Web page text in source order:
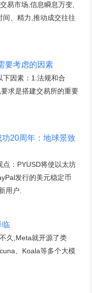
易市场,信息瞬息万变,
、精力,推动成交往往
要考虑的因素
下因素：1.法规和合
求是搭建交易所的重要
功20周年：地球景致
：PYUSD将使以太坊
发行的美元稳定币
用户.
临
久,Meta就开源了类
、Koala等多个大模